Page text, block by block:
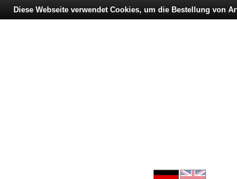
Diese Webseite verwendet Cookies, um die Bestellung von